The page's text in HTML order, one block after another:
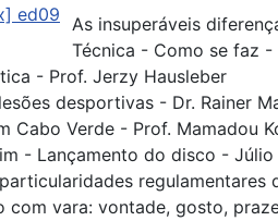
As insuperáveis
Técnica - Como se faz
- Prof. Jerzy Hausleber
desportivas - Dr. Rainer
Cabo Verde - Prof. Mamadou
- Lançamento do disco -
com vara: vontade, gosto,